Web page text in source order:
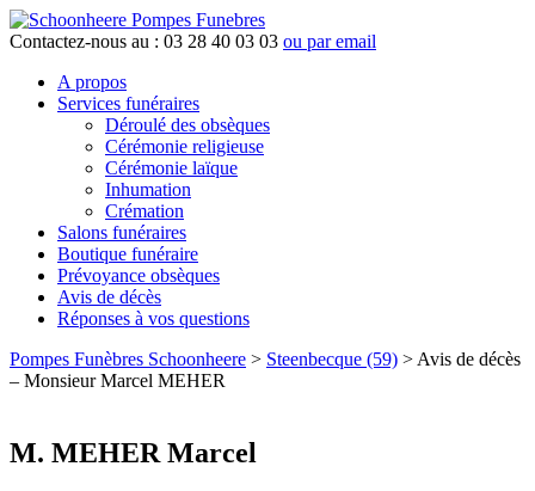
Contactez-nous au : 03 28 40 03 03 ou par email
A propos
Services funéraires
Déroulé des obsèques
Cérémonie religieuse
Cérémonie laïque
Inhumation
Crémation
Salons funéraires
Boutique funéraire
Prévoyance obsèques
Avis de décès
Réponses à vos questions
Pompes Funèbres Schoonheere > Steenbecque (59) > Avis de décès
– Monsieur Marcel MEHER
M. MEHER Marcel